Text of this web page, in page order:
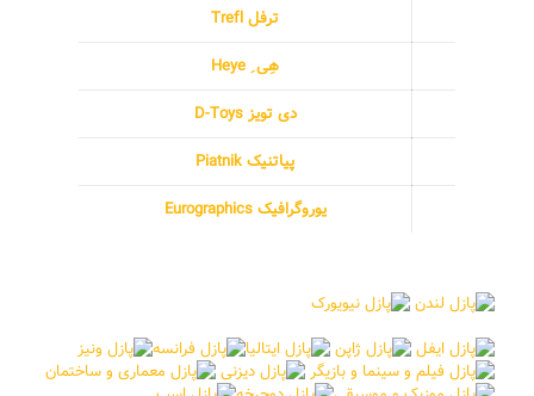
ترفل Trefl
هِی ِ Heye
دی تویز D-Toys
پیاتنیک Piatnik
یوروگرافیک Eurographics